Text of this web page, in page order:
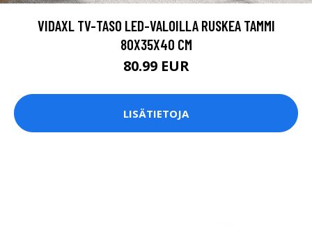
VIDAXL TV-TASO LED-VALOILLA RUSKEA TAMMI
80X35X40 CM
80.99 EUR
LISÄTIETOJA